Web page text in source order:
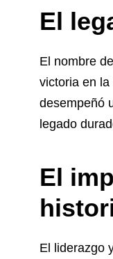
El
El nombre
victoria en
desempeñó
legado
El
El liderazgo